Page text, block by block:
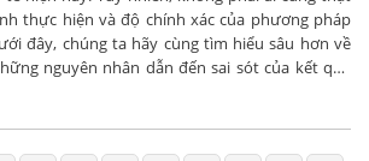
thực hiện và độ chính xác của phương pháp
đây, chúng ta hãy cùng tìm hiểu sâu hơn về
nguyên nhân dẫn đến sai sót của kết quả